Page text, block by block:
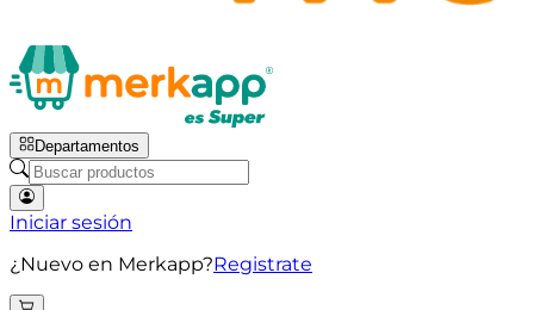
Departamentos
Iniciar sesión
¿Nuevo en Merkapp?Registrate